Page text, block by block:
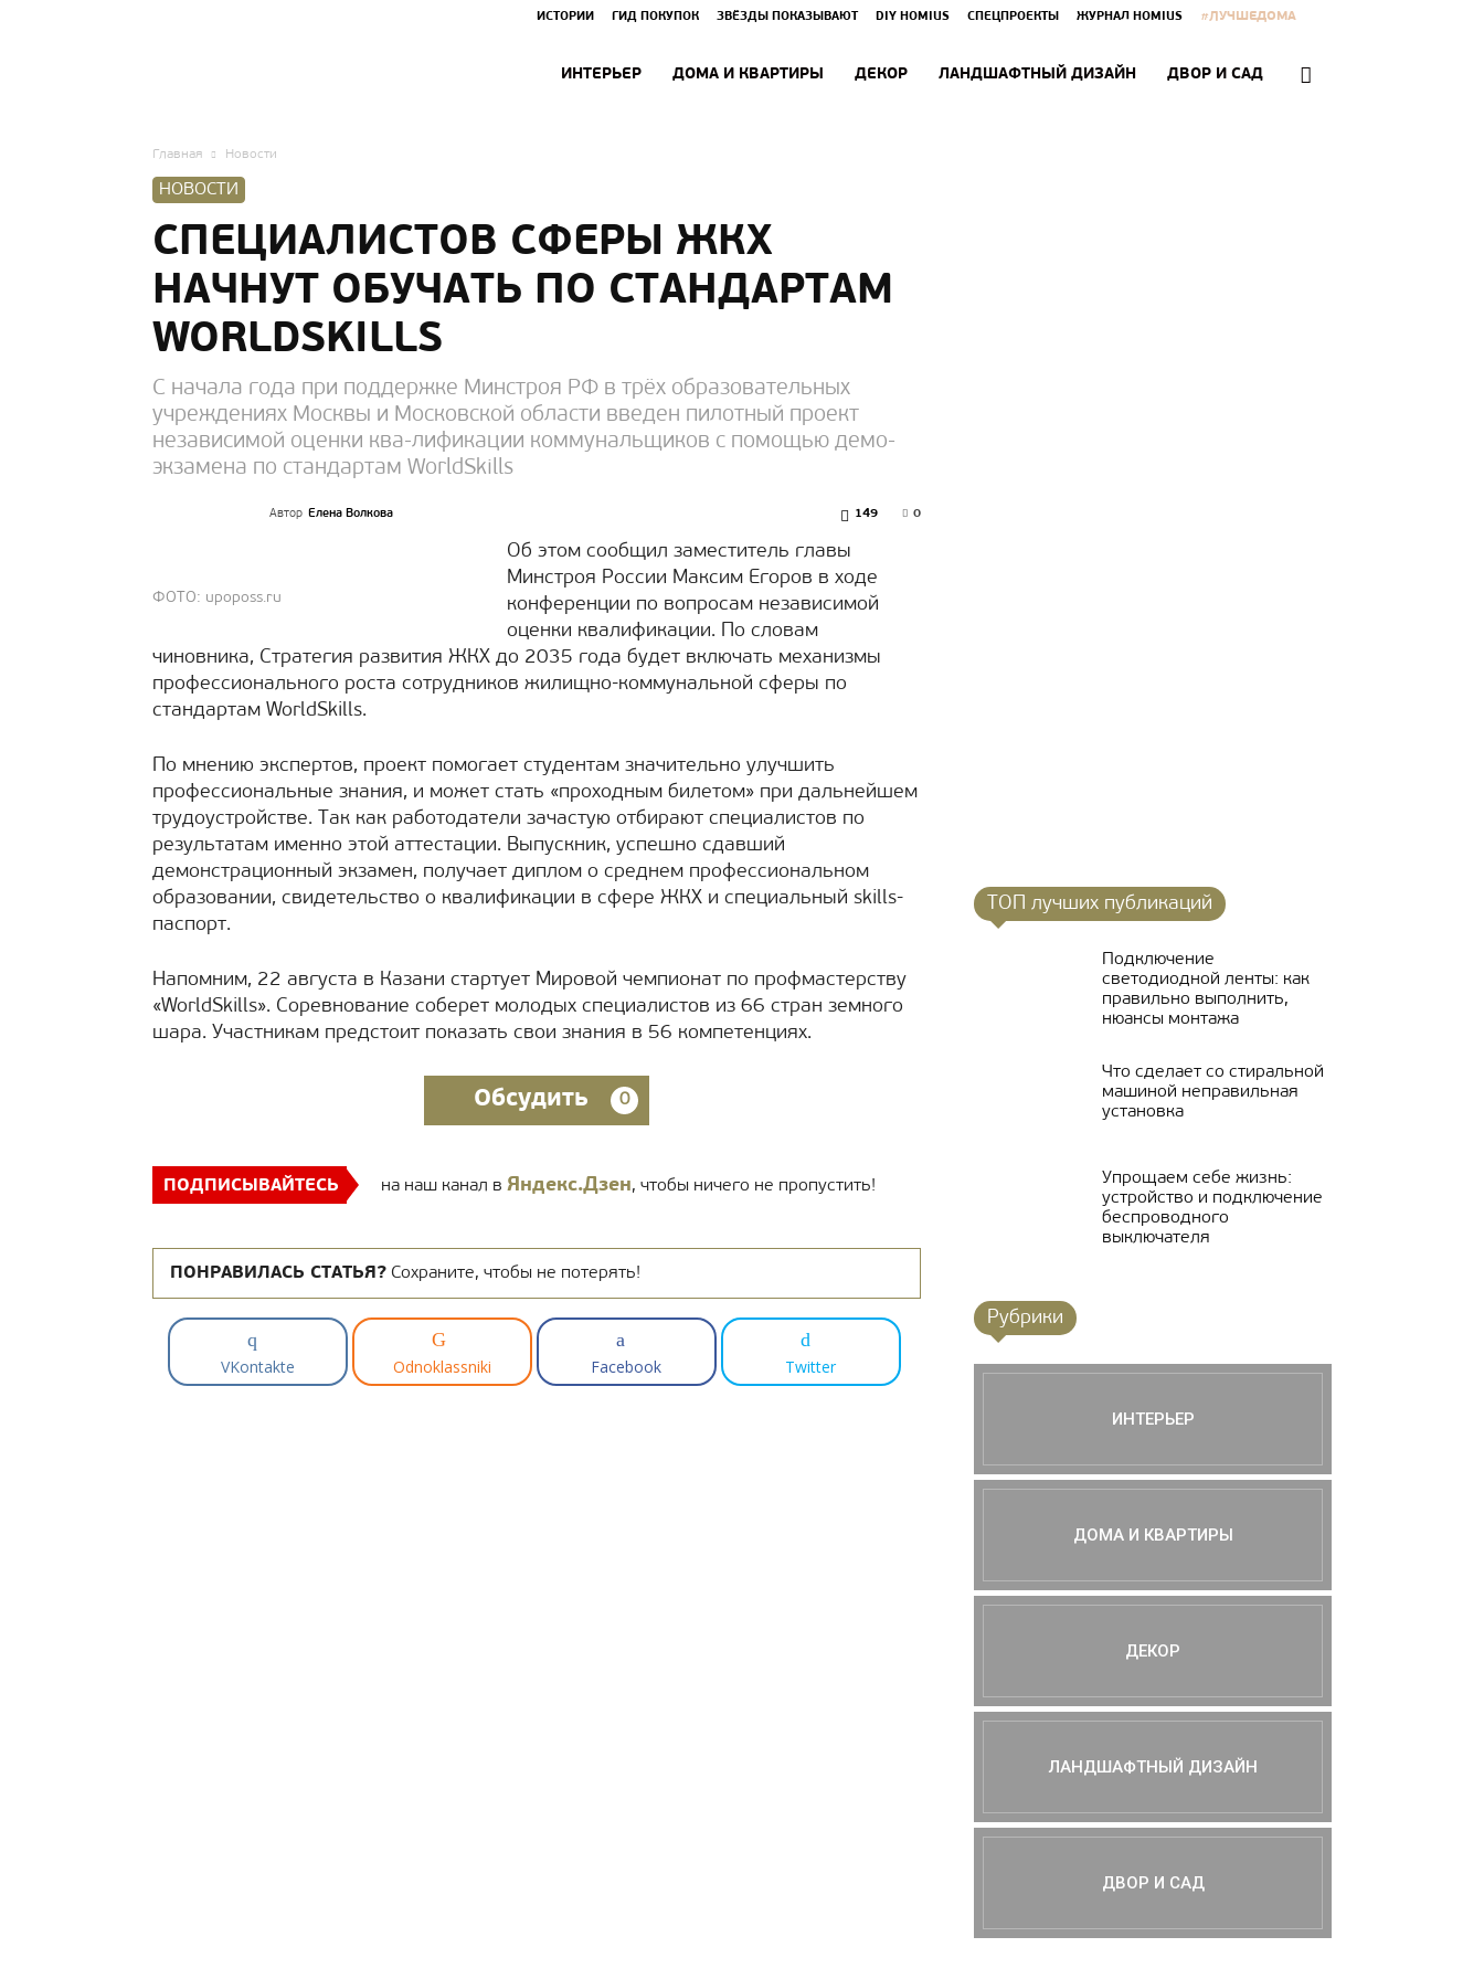
ИСТОРИИ ГИД ПОКУПОК ЗВЁЗДЫ ПОКАЗЫВАЮТ DIY HOMIUS СПЕЦПРОЕКТЫ ЖУРНАЛ HOMIUS #ЛУЧШЕДОМА
ИНТЕРЬЕР ДОМА И КВАРТИРЫ ДЕКОР ЛАНДШАФТНЫЙ ДИЗАЙН ДВОР И САД
Главная Новости
НОВОСТИ
СПЕЦИАЛИСТОВ СФЕРЫ ЖКХ
НАЧНУТ ОБУЧАТЬ ПО СТАНДАРТАМ
WORLDSKILLS
С начала года при поддержке Минстроя РФ в трёх образовательных
учреждениях Москвы и Московской области введен пилотный проект
независимой оценки ква-лификации коммунальщиков с помощью демо-
экзамена по стандартам WorldSkills
Автор Елена Волкова 0
149
ФОТО: upoposs.ru
Об этом сообщил заместитель главы
Минстроя России Максим Егоров в ходе
конференции по вопросам независимой
оценки квалификации. По словам
чиновника, Стратегия развития ЖКХ до 2035 года будет включать механизмы
профессионального роста сотрудников жилищно-коммунальной сферы по
стандартам WorldSkills.
По мнению экспертов, проект помогает студентам значительно улучшить
профессиональные знания, и может стать «проходным билетом» при дальнейшем
трудоустройстве. Так как работодатели зачастую отбирают специалистов по
результатам именно этой аттестации. Выпускник, успешно сдавший
демонстрационный экзамен, получает диплом о среднем профессиональном
образовании, свидетельство о квалификации в сфере ЖКХ и специальный skills-
паспорт.
Напомним, 22 августа в Казани стартует Мировой чемпионат по профмастерству
«WorldSkills». Соревнование соберет молодых специалистов из 66 стран земного
шара. Участникам предстоит показать свои знания в 56 компетенциях.
Обсудить 0
ПОДПИСЫВАЙТЕСЬ на наш канал в Яндекс.Дзен, чтобы ничего не пропустить!
ПОНРАВИЛАСЬ СТАТЬЯ? Сохраните, чтобы не потерять!
VKontakte Odnoklassniki Facebook Twitter
ТОП лучших публикаций
Подключение
светодиодной ленты: как
правильно выполнить,
нюансы монтажа
Что сделает со стиральной
машиной неправильная
установка
Упрощаем себе жизнь:
устройство и подключение
беспроводного
выключателя
Рубрики
ИНТЕРЬЕР
ДОМА И КВАРТИРЫ
ДЕКОР
ЛАНДШАФТНЫЙ ДИЗАЙН
ДВОР И САД